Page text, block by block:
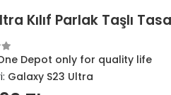
Kılıf Parlak Taşlı
Depot only for quality life
Galaxy S23 Ultra